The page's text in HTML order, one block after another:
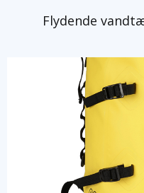
Flydende